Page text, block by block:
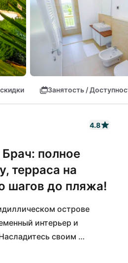
Занятость /
4.8
полное
терраса на
шагов до пляжа!
острове
интерьер и
своим
потрясающим видом на